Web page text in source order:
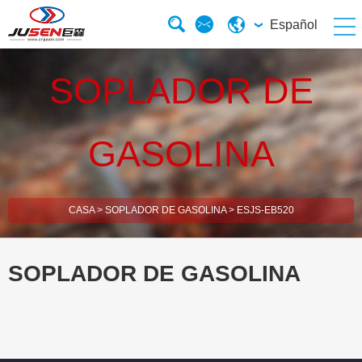
Español
SOPLADOR DE
GASOLINA
CASA> SOPLADOR DE GASOLINA> ESJS-EB520
SOPLADOR DE GASOLINA
esHedge Trimmer